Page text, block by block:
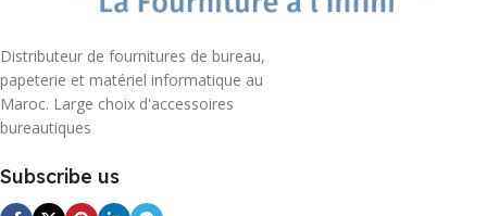
Distributeur de fournitures de bureau,
papeterie et matériel informatique au
Maroc. Large choix d'accessoires
bureautiques
Subscribe us